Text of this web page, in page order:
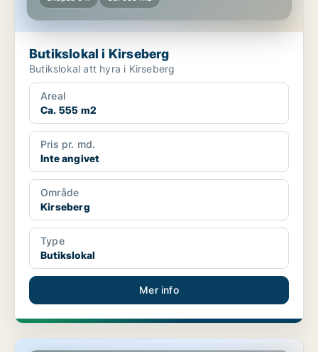
Butikslokal i Kirseberg
Butikslokal att hyra i Kirseberg
Areal
Ca. 555 m2
Pris pr. md.
Inte angivet
Område
Kirseberg
Type
Butikslokal
Mer info
Butikslokal i Kirseberg